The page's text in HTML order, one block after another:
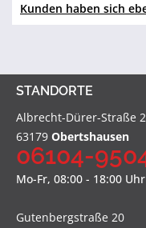
Kunden haben sich
STANDORTE
Albrecht-Dürer-Straße
63179 Obertshausen
06104-
Mo-Fr, 08:00 - 18:00
Gutenbergstraße 20